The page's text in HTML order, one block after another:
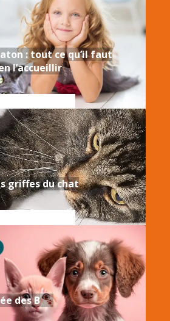
: tout ce qu’il faut
l’accueillir
griffes du chat
des B